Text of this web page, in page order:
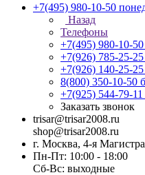
+7(495) 980-10-50
Назад
Телефоны
+7(495) 980-10-50
+7(926) 785-25-25
+7(926) 140-25-25
8(800) 350-10-50
+7(925) 544-79-11
Заказать звонок
trisar@trisar2008.ru
shop@trisar2008.ru
г. Москва, 4-я
Пн-Пт: 10:00 - 18:00
Сб-Вс: выходные